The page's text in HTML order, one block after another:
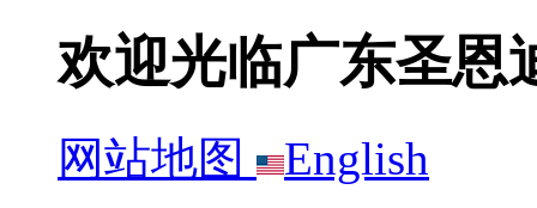
欢迎光临广东圣恩
网站地图 English